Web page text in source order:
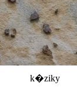
k�ziky